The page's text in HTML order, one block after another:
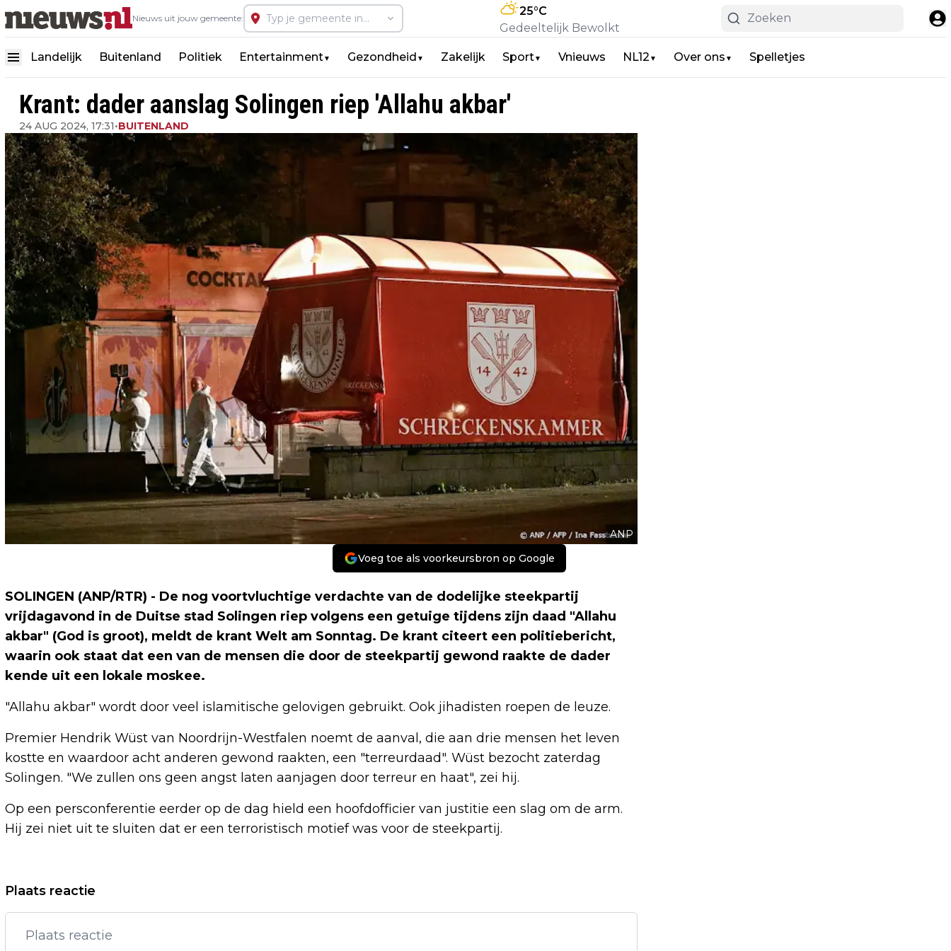
Nieuws uit jouw gemeente:
25°C
Gedeeltelijk Bewolkt
Landelijk Buitenland Politiek Entertainment▼ Gezondheid ▼ Zakelijk Sport▼ Vnieuws NL12 ▼ Over ons ▼ Spelletjes
Krant: dader aanslag Solingen riep 'Allahu akbar'
24 AUG 2024, 17:31•BUITENLAND
ANP
Voeg toe als voorkeursbron op Google
SOLINGEN (ANP/RTR) - De nog voortvluchtige verdachte van de dodelijke steekpartij
vrijdagavond in de Duitse stad Solingen riep volgens een getuige tijdens zijn daad "Allahu
akbar" (God is groot), meldt de krant Welt am Sonntag. De krant citeert een politiebericht,
waarin ook staat dat een van de mensen die door de steekpartij gewond raakte de dader
kende uit een lokale moskee.
"Allahu akbar" wordt door veel islamitische gelovigen gebruikt. Ook jihadisten roepen de leuze.
Premier Hendrik Wüst van Noordrijn-Westfalen noemt de aanval, die aan drie mensen het leven
kostte en waardoor acht anderen gewond raakten, een "terreurdaad". Wüst bezocht zaterdag
Solingen. "We zullen ons geen angst laten aanjagen door terreur en haat", zei hij.
Op een persconferentie eerder op de dag hield een hoofdofficier van justitie een slag om de arm.
Hij zei niet uit te sluiten dat er een terroristisch motief was voor de steekpartij.
Vorig artikel
OP ISS GESTRANDE ASTRONAUTEN PAS
IN FEBRUARI TERUG NAAR AARDE
ISLAMITISCHE STAAT CLAIMT
Plaats reactie